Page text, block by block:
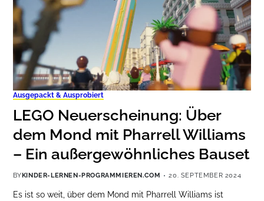
Ausgepackt & Ausprobiert
LEGO Neuerscheinung: Über
dem Mond mit Pharrell Williams
– Ein außergewöhnliches Bauset
BYKINDER-LERNEN-PROGRAMMIEREN.COM 20. SEPTEMBER 2024
Es ist so weit, über dem Mond mit Pharrell Williams ist